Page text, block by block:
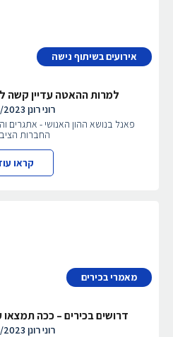
אירועים בשיתוף נישה
למרות ההאטה עדיין קשה
רוני רונן2023
פאנל בנושא ההון האנושי - אתגרים
החברות
קראו
מאמרי בכירים
דרושים בכירים – ככה
רוני רונן2023